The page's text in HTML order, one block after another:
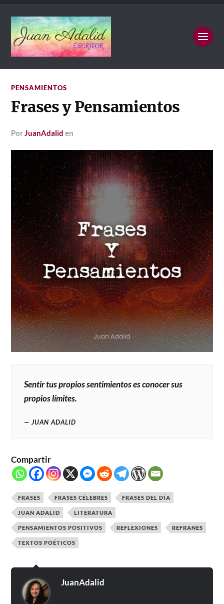
PENSAMIENTOS
Frases y Pensamientos
porJuanAdalid en
Sentir tus propios sentimientos es conocer sus
propios límites.
JUAN ADALID
Compartir
FRASES FRASES CÉLEBRES FRASES DEL DÍA
JUAN ADALID LITERATURA
PENSAMIENTOS POSITIVOS REFLEXIONES REFRANES
TEXTOS POÉTICOS
JuanAdalid